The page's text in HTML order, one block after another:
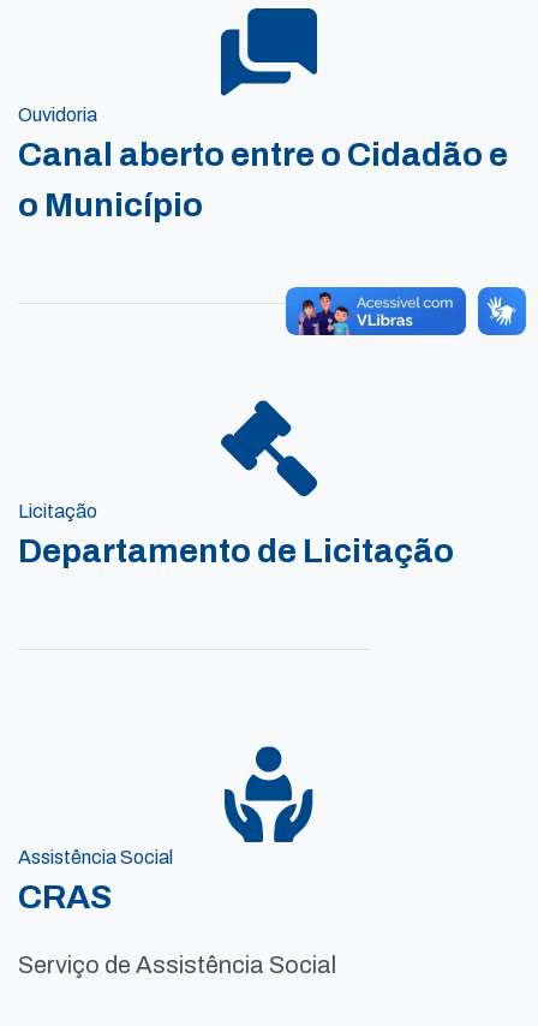
Ouvidoria
Canal aberto entre o Cidadão e
o Município
Licitação
Departamento de Licitação
Assistência Social
CRAS
Serviço de Assistência Social